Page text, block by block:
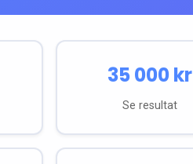
35 000kr
Se resultat